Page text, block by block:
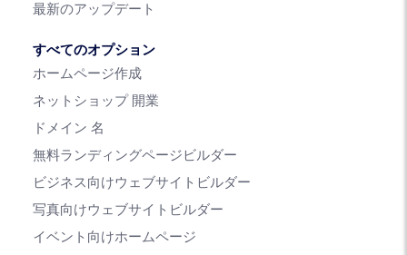
最新のアップデート
すべてのオプション
ホームページ作成
ネットショップ 開業
ドメイン 名
無料ランディングページビルダー
ビジネス向けウェブサイトビルダー
写真向けウェブサイトビルダー
イベント向けホームページ